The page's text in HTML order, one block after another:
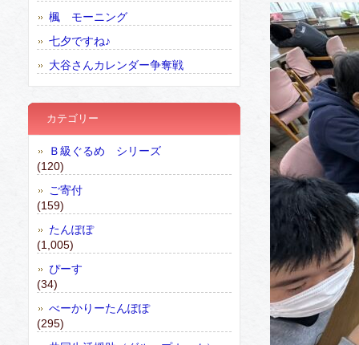
楓 モーニング
七夕ですね♪
大谷さんカレンダー争奪戦
カテゴリー
Ｂ級ぐるめ シリーズ
(120)
ご寄付
(159)
たんぽぽ
(1,005)
ぴーす
(34)
べーかりーたんぽぽ
(295)